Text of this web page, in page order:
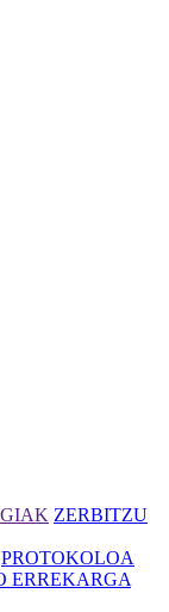
ZERBITZU
PROTOKOLOA
ERREKARGA